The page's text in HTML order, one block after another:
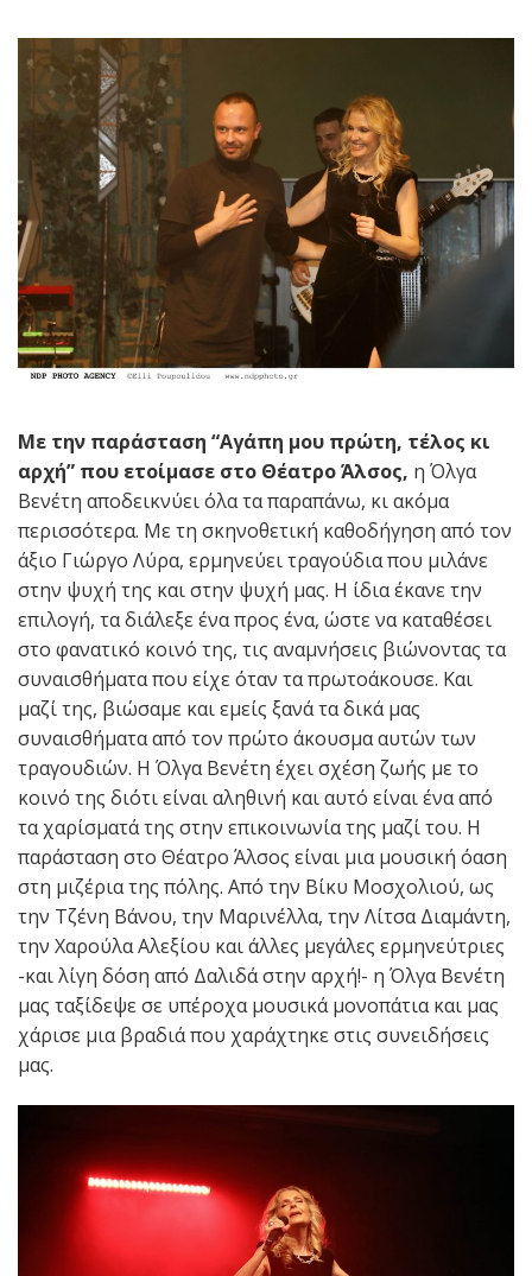
Με την παράσταση “Αγάπη μου πρώτη, τέλος κι
αρχή” που ετοίμασε στο Θέατρο Άλσος, η Όλγα
Βενέτη αποδεικνύει όλα τα παραπάνω, κι ακόμα
περισσότερα. Με τη σκηνοθετική καθοδήγηση από τον
άξιο Γιώργο Λύρα, ερμηνεύει τραγούδια που μιλάνε
στην ψυχή της και στην ψυχή μας. Η ίδια έκανε την
επιλογή, τα διάλεξε ένα προς ένα, ώστε να καταθέσει
στο φανατικό κοινό της, τις αναμνήσεις βιώνοντας τα
συναισθήματα που είχε όταν τα πρωτοάκουσε. Και
μαζί της, βιώσαμε και εμείς ξανά τα δικά μας
συναισθήματα από τον πρώτο άκουσμα αυτών των
τραγουδιών. Η Όλγα Βενέτη έχει σχέση ζωής με το
κοινό της διότι είναι αληθινή και αυτό είναι ένα από
τα χαρίσματά της στην επικοινωνία της μαζί του. Η
παράσταση στο Θέατρο Άλσος είναι μια μουσική όαση
στη μιζέρια της πόλης. Από την Βίκυ Μοσχολιού, ως
την Τζένη Βάνου, την Μαρινέλλα, την Λίτσα Διαμάντη,
την Χαρούλα Αλεξίου και άλλες μεγάλες ερμηνεύτριες
-και λίγη δόση από Δαλιδά στην αρχή!- η Όλγα Βενέτη
μας ταξίδεψε σε υπέροχα μουσικά μονοπάτια και μας
χάρισε μια βραδιά που χαράχτηκε στις συνειδήσεις
μας.